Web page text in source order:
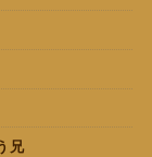
兄